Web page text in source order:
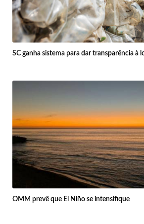
SC ganha sistema para dar transparência à
OMM prevê que El Niño se intensifique